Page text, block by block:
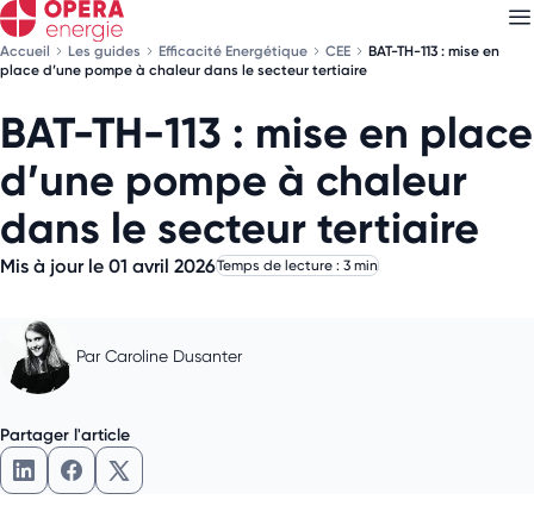
Accueil Les guides Efficacité Energétique CEE
BAT-TH-113 : mise en
place d’une pompe à chaleur dans le secteur tertiaire
BAT-TH-113 : mise en place
d’une pompe à chaleur
dans le secteur tertiaire
Mis à jour le 01 avril 2026Temps de lecture : 3 min
Par Caroline Dusanter
Partager l'article
Partager l'article sur LinkedIn
Partager l'article sur Facebook
Partager l'article sur X
Découvrez nosnewsletters
Choisissez les newsletters qui vous intéressent